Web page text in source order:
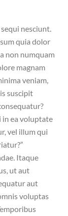
nesciunt.
quia dolor
non numquam
magnam
veniam,
suscipit
in ea voluptate
vel illum qui
Itaque
ut aut
aut
voluptas